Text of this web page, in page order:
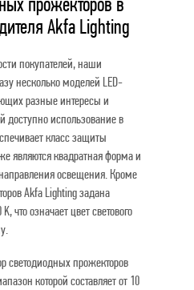
Akfa Lighting
покупателей, наши
несколько моделей LED-
разные интересы и
доступно использование в
класс защиты
являются квадратная форма и
освещения. Кроме
Akfa Lighting задана
что означает цвет светового
светодиодных прожекторов
которой составляет от 10